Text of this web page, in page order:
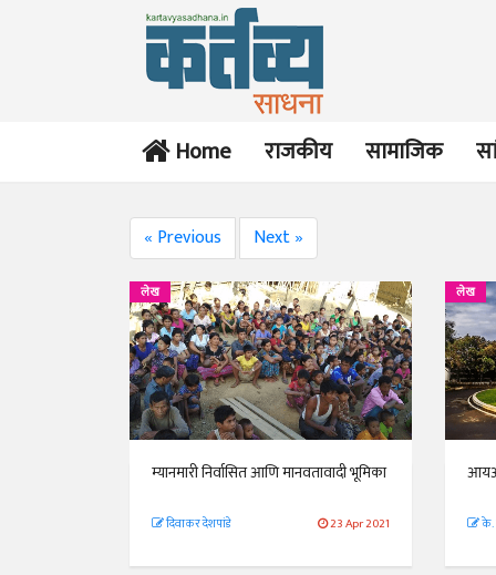
Home राजकीय सामाजिक
« Previous Next »
लेख
म्यानमारी निर्वासित आणि मानवतावादी भूमिका
दिवाकर देशपांडे 23 Apr 2021
लेख
के.